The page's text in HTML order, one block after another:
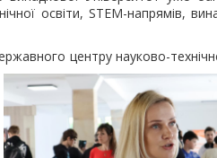
освіти, STEM-напрямів,
центру науково-